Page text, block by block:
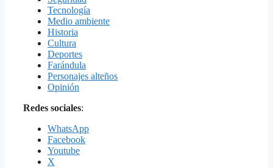
Tecnología
Medio ambiente
Historia
Cultura
Deportes
Farándula
Personajes alteños
Opinión
Redes sociales:
WhatsApp
Facebook
Youtube
X